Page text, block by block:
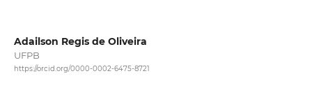
Adailson Regis de Oliveira
UFPB
https://orcid.org/0000-0002-6475-8721